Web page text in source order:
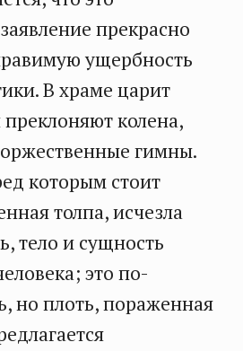
прекрасно
ущербность
В храме царит
колена,
гимны.
которым стоит
толпа, исчезла
тело и сущность
это по-
но плоть, пораженная